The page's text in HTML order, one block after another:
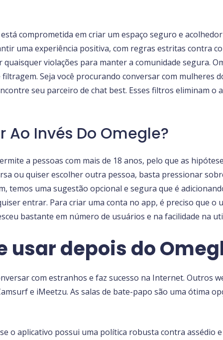
comprometida em criar um espaço seguro e
uma experiência positiva, com regras estritas contra
violações para manter a comunidade segura.
filtragem. Seja você procurando conversar com
seu parceiro de chat best. Esses filtros eliminam
Ao Invés Do Omegle?
a pessoas com mais de 18 anos, pelo que as
ou quiser escolher outra pessoa, basta pressionar
temos uma sugestão opcional e segura que é
entrar. Para criar uma conta no app, é preciso que
bastante em número de usuários e na facilidade na
usar depois do
com estranhos e faz sucesso na Internet. Outros
e iMeetzu. As salas de bate-papo são uma ótima
o aplicativo possui uma política robusta contra